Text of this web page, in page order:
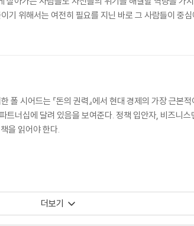
기 위해서는 여전히 필요를 지닌 바로 그 사람들이 중
폴 시어드는 『돈의 권력』에서 현대 경제의 가장 근본
트너십에 달려 있음을 보여준다. 정책 입안자, 비즈니
을 읽어야 한다.
더보기